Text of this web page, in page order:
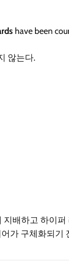
have been
않는다.
배하고 하이
가 구체화되기